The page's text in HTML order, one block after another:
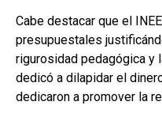
Cabe destacar que el
presupuestales
rigurosidad pedagógica y
dedicó a dilapidar el
dedicaron a promover la